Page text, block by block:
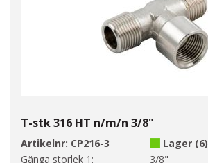
T-stk 316 HT n/m/n 3/8"
Artikelnr: CP216-3
Lager (6)
Gänga storlek 1:
3/8"